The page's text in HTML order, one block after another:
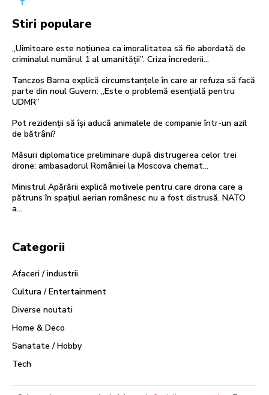
Stiri populare
„Uimitoare este noțiunea ca imoralitatea să fie abordată de
criminalul numărul 1 al umanității”. Criza încrederii…
Tanczos Barna explică circumstanțele în care ar refuza să facă
parte din noul Guvern: „Este o problemă esențială pentru
UDMR”
Pot rezidenții să își aducă animalele de companie într-un azil
de bătrâni?
Măsuri diplomatice preliminare după distrugerea celor trei
drone: ambasadorul României la Moscova chemat…
Ministrul Apărării explică motivele pentru care drona care a
pătruns în spațiul aerian românesc nu a fost distrusă. NATO
a…
Categorii
Afaceri / industrii
Cultura / Entertainment
Diverse noutati
Home & Deco
Sanatate / Hobby
Tech